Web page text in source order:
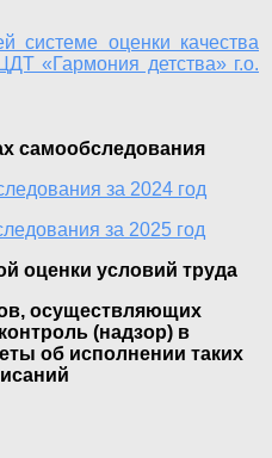
системе оценки качества
«Гармония детства» г.о.
самообследования
за 2024 год
за 2025 год
оценки условий труда
осуществляющих
(надзор) в
об исполнении таких